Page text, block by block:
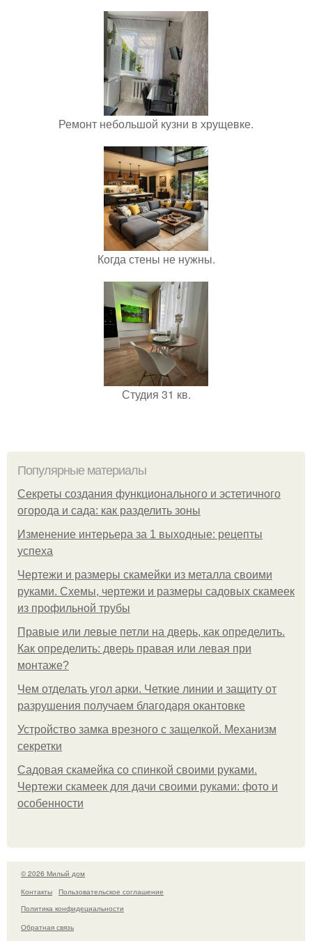
Ремонт небольшой кузни в хрущевке.
Когда стены не нужны.
Студия 31 кв.
Популярные материалы
Секреты создания функционального и эстетичного
огорода и сада: как разделить зоны
Изменение интерьера за 1 выходные: рецепты
успеха
Чертежи и размеры скамейки из металла своими
руками. Схемы, чертежи и размеры садовых скамеек
из профильной трубы
Правые или левые петли на дверь, как определить.
Как определить: дверь правая или левая при
монтаже?
Чем отделать угол арки. Четкие линии и защиту от
разрушения получаем благодаря окантовке
Устройство замка врезного с защелкой. Механизм
секретки
Садовая скамейка со спинкой своими руками.
Чертежи скамеек для дачи своими руками: фото и
особенности
© 2026 Милый дом
Контакты
Пользовательское соглашение
Политика конфидециальности
Обратная связь